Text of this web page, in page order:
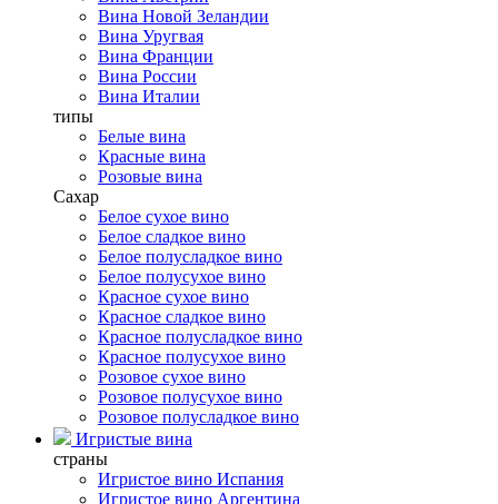
Вина Новой Зеландии
Вина Уругвая
Вина Франции
Вина России
Вина Италии
типы
Белые вина
Красные вина
Розовые вина
Сахар
Белое сухое вино
Белое сладкое вино
Белое полусладкое вино
Белое полусухое вино
Красное сухое вино
Красное сладкое вино
Красное полусладкое вино
Красное полусухое вино
Розовое сухое вино
Розовое полусухое вино
Розовое полусладкое вино
Игристые вина
страны
Игристое вино Испания
Игристое вино Аргентина